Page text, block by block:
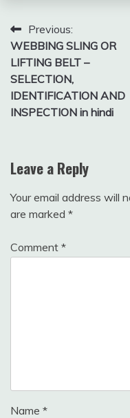
Post
navigation
Previous:
WEBBING SLING OR
LIFTING BELT –
SELECTION,
IDENTIFICATION AND
INSPECTION in hindi
Leave a Reply
Your email address will
are marked *
Comment *
Name *